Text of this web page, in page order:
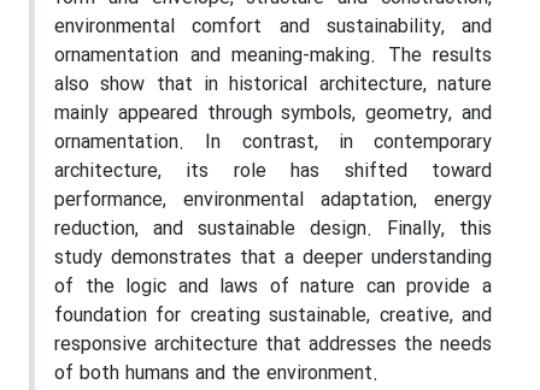
environmental comfort and sustainability, and
ornamentation and meaning-making. The results
also show that in historical architecture, nature
mainly appeared through symbols, geometry, and
ornamentation. In contrast, in contemporary
architecture, its role has shifted toward
performance, environmental adaptation, energy
reduction, and sustainable design. Finally, this
study demonstrates that a deeper understanding
of the logic and laws of nature can provide a
foundation for creating sustainable, creative, and
responsive architecture that addresses the needs
of both humans and the environment.